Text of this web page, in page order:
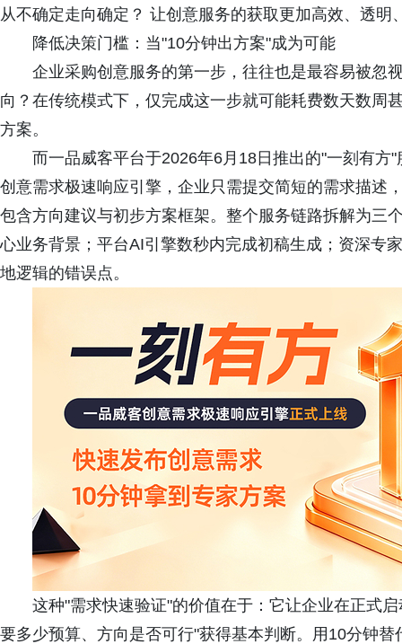
从不确定走向确定？ 让创意服务的获取更加高效、透
降低决策门槛：当"10分钟出方案"成为可能
企业采购创意服务的第一步，往往也是最容易被忽
向？在传统模式下，仅完成这一步就可能耗费数天数
方案。
而一品威客平台于2026年6月18日推出的"一刻有
创意需求极速响应引擎，企业只需提交简短的需求描述
包含方向建议与初步方案框架。整个服务链路拆解为三
心业务背景；平台AI引擎数秒内完成初稿生成；资深专
地逻辑的错误点。
这种"需求快速验证"的价值在于：它让企业在正式
要多少预算、方向是否可行"获得基本判断。用10分钟